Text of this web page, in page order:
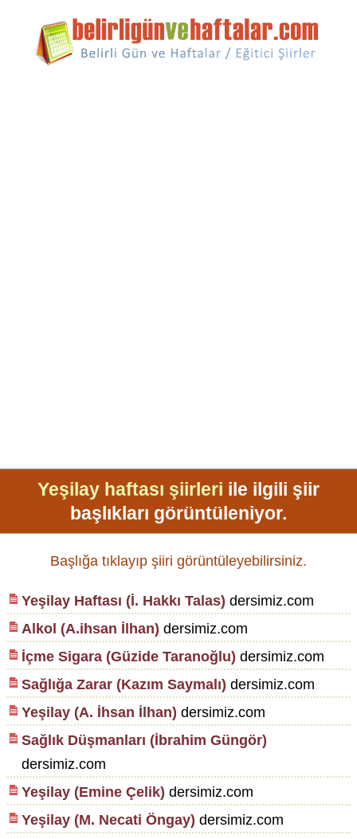
Yeşilay haftası şiirleri ile ilgili şiir
başlıkları görüntüleniyor.
Başlığa tıklayıp şiiri görüntüleyebilirsiniz.
Yeşilay Haftası (İ. Hakkı Talas) dersimiz.com
Alkol (A.ihsan İlhan) dersimiz.com
İçme Sigara (Güzide Taranoğlu) dersimiz.com
Sağlığa Zarar (Kazım Saymalı) dersimiz.com
Yeşilay (A. İhsan İlhan) dersimiz.com
Sağlık Düşmanları (İbrahim Güngör)
dersimiz.com
Yeşilay (Emine Çelik) dersimiz.com
Yeşilay (M. Necati Öngay) dersimiz.com